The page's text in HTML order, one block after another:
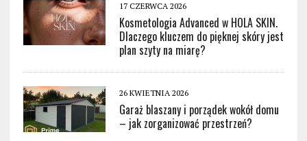
17 CZERWCA 2026
Kosmetologia Advanced w HOLA SKIN.
Dlaczego kluczem do pięknej skóry jest
plan szyty na miarę?
26 KWIETNIA 2026
Garaż blaszany i porządek wokół domu
– jak zorganizować przestrzeń?